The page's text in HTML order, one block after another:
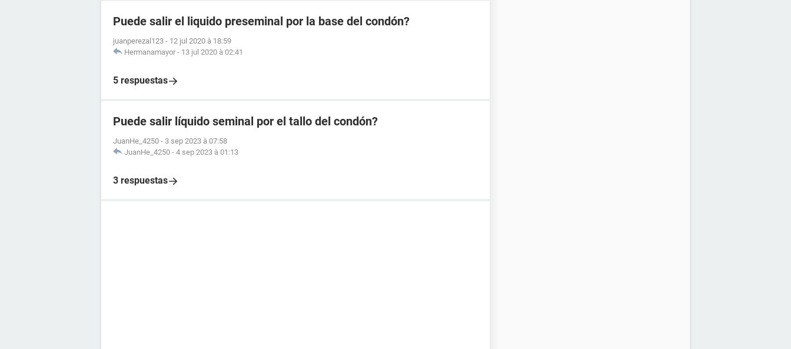
Puede salir el liquido preseminal por la base del condón?
juanperezal123 - 12 jul 2020 à 18:59
Hermanamayor - 13 jul 2020 à 02:41
5 respuestas
Puede salir líquido seminal por el tallo del condón?
JuanHe_4250 - 3 sep 2023 à 07:58
JuanHe_4250 - 4 sep 2023 à 01:13
3 respuestas